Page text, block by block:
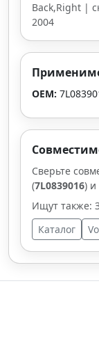
Back,Right |
2004
OEM:
Сверьте
(7L0839016) и
Ищут также:
Каталог